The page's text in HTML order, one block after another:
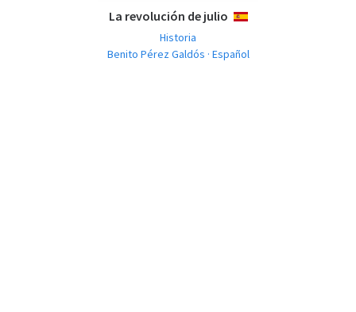
La revolución de julio ESPAÑOL
Historia
Benito Pérez Galdós · Español